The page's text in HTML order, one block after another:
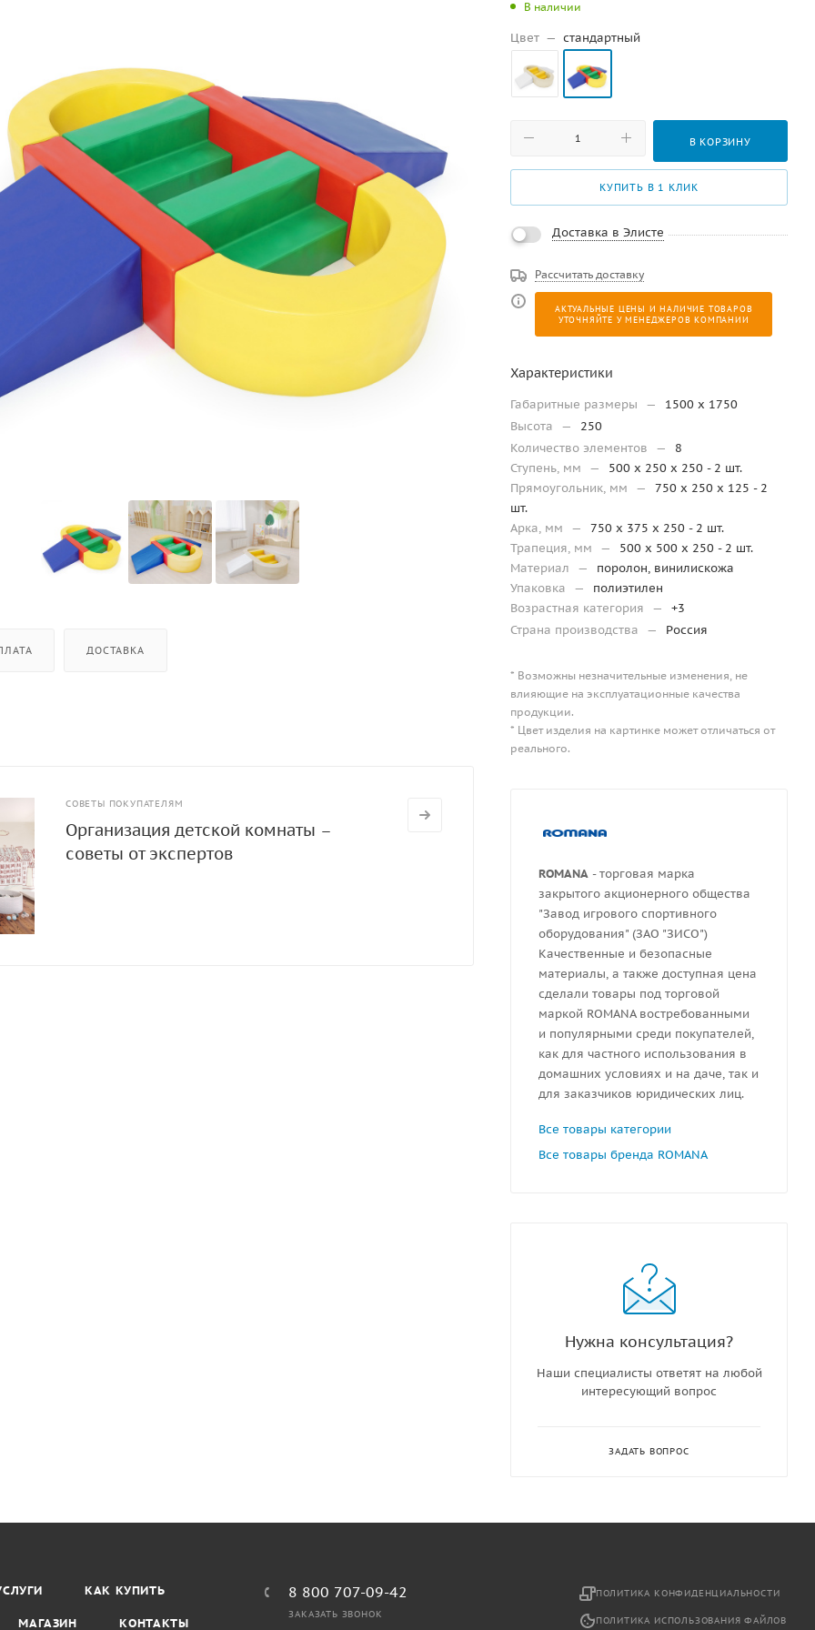
ДОСТАВКА
СОВЕТЫ ПОКУПАТЕЛЯМ
Организация детской комнаты –
советы от экспертов
В наличии
Цвет — стандартный
В КОРЗИНУ
КУПИТЬ В 1 КЛИК
Доставка в Элисте
Рассчитать доставку
АКТУАЛЬНЫЕ ЦЕНЫ И НАЛИЧИЕ ТОВАРОВ
УТОЧНЯЙТЕ У МЕНЕДЖЕРОВ КОМПАНИИ
Характеристики
Габаритные размеры —
1500 x 1750
Высота
—
250
Количество элементов
—
8
Ступень, мм
—
500 x 250 x 250 - 2 шт.
Прямоугольник, мм
—
750 x 250 x 125 - 2
шт.
Арка, мм
—
750 x 375 x 250 - 2 шт.
Трапеция, мм
—
500 х 500 x 250 - 2 шт.
Материал
—
поролон, винилискожа
Упаковка
—
полиэтилен
Возрастная категория
—
+3
Страна производства
— Россия
* Возможны незначительные изменения, не
влияющие на эксплуатационные качества
продукции.
* Цвет изделия на картинке может отличаться от
реального.
ROMANA - торговая марка
закрытого акционерного общества
"Завод игрового спортивного
оборудования" (ЗАО "ЗИСО")
Качественные и безопасные
материалы, а также доступная цена
сделали товары под торговой
маркой ROMANA востребованными
и популярными среди покупателей,
как для частного использования в
домашних условиях и на даче, так и
для заказчиков юридических лиц.
Все товары категории
Все товары бренда ROMANA
Нужна консультация?
Наши специалисты ответят на любой
интересующий вопрос
ЗАДАТЬ ВОПРОС
КАК КУПИТЬ
МАГАЗИН КОНТАКТЫ
8 800 707-09-42
ЗАКАЗАТЬ ЗВОНОК
ПОЛИТИКА КОНФИДЕНЦИАЛЬНОСТИ
ПОЛИТИКА ИСПОЛЬЗОВАНИЯ ФАЙЛОВ